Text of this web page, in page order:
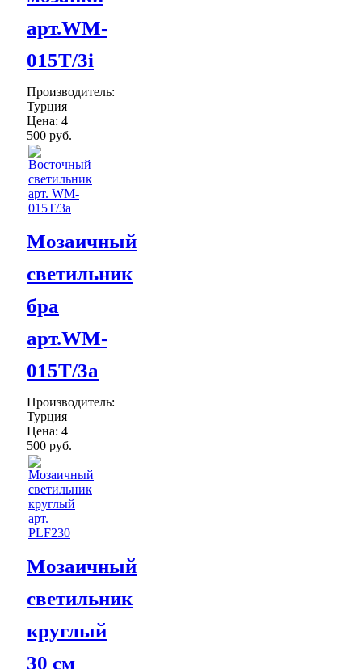
арт.WM-
015T/3i
Производитель:
Турция
Цена: 4
500 руб.
Мозаичный
светильник
бра
арт.WM-
015T/3а
Производитель:
Турция
Цена: 4
500 руб.
Мозаичный
светильник
круглый
30 см